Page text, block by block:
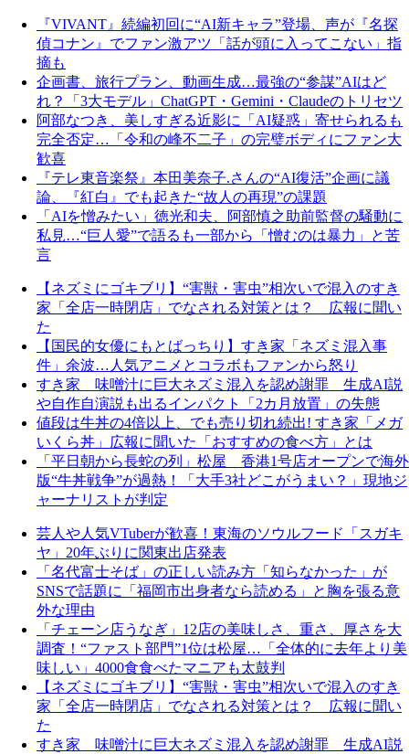
『VIVANT』続編初回に“AI新キャラ”登場、声が『名探
偵コナン』でファン激アツ「話が頭に入ってこない」指
摘も
企画書、旅行プラン、動画生成…最強の“参謀”AIはど
れ？「3大モデル」ChatGPT・Gemini・Claudeのトリセツ
阿部なつき、美しすぎる近影に「AI疑惑」寄せられるも
完全否定…「令和の峰不二子」の完璧ボディにファン大
歓喜
『テレ東音楽祭』本田美奈子.さんの“AI復活”企画に議
論、『紅白』でも起きた“故人の再現”の課題
「AIを憎みたい」徳光和夫、阿部慎之助前監督の騒動に
私見…“巨人愛”で語るも一部から「憎むのは暴力」と苦
言
【ネズミにゴキブリ】“害獣・害虫”相次いで混入のすき
家「全店一時閉店」でなされる対策とは？ 広報に聞い
た
【国民的女優にもとばっちり】すき家「ネズミ混入事
件」余波…人気アニメとコラボもファンから怒り
すき家 味噌汁に巨大ネズミ混入を認め謝罪 生成AI説
や自作自演説も出るインパクト「2カ月放置」の失態
値段は牛丼の4倍以上、でも売り切れ続出! すき家「メガ
いくら丼」広報に聞いた「おすすめの食べ方」とは
「平日朝から長蛇の列」松屋 香港1号店オープンで海外
版“牛丼戦争”が過熱！「大手3社どこがうまい？」現地ジ
ャーナリストが判定
芸人や人気VTuberが歓喜！東海のソウルフード「スガキ
ヤ」20年ぶりに関東出店発表
「名代富士そば」の正しい読み方「知らなかった」が
SNSで話題に「福岡市出身者なら読める」と胸を張る意
外な理由
「チェーン店うなぎ」12店の美味しさ、重さ、厚さを大
調査！“ファスト部門”1位は松屋…「全体的に去年より美
味しい」4000食食べたマニアも太鼓判
【ネズミにゴキブリ】“害獣・害虫”相次いで混入のすき
家「全店一時閉店」でなされる対策とは？ 広報に聞い
た
すき家 味噌汁に巨大ネズミ混入を認め謝罪 生成AI説